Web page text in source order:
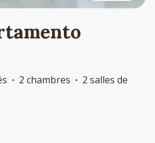
· 2 chambres · 2 salles de